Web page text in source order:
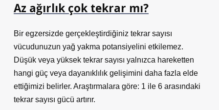
Az ağırlık çok tekrar mı?
Bir egzersizde gerçekleştirdiğiniz tekrar sayısı
vücudunuzun yağ yakma potansiyelini etkilemez.
Düşük veya yüksek tekrar sayısı yalnızca hareketten
hangi güç veya dayanıklılık gelişimini daha fazla elde
ettiğimizi belirler. Araştırmalara göre: 1 ile 6 arasındaki
tekrar sayısı gücü artırır.